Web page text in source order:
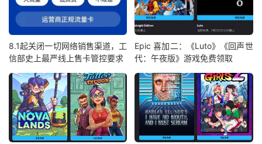
8.1起关闭一切网络销售渠道，工
信部史上最严线上售卡管控要求
Epic 喜加二：《Luto》《回声世
代：午夜版》游戏免费领取